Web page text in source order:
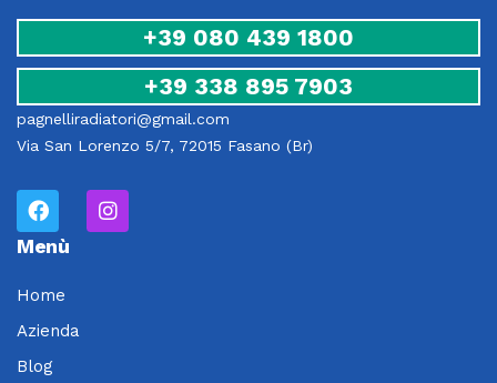
+39 080 439 1800
+39 338 895 7903
pagnelliradiatori@gmail.com
Via San Lorenzo 5/7, 72015 Fasano (Br)
Menù
Home
Azienda
Blog